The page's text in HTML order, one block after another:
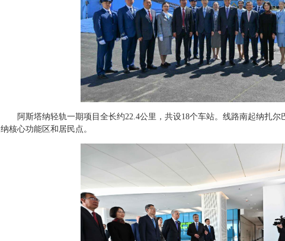
阿斯塔纳轻轨一期项目全长约22.4公里，共设18个车站。线路南起纳扎
纳核心功能区和居民点。